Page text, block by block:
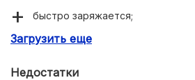
быстро заряжается;
красивый дизайн;
Загрузить еще
Недостатки